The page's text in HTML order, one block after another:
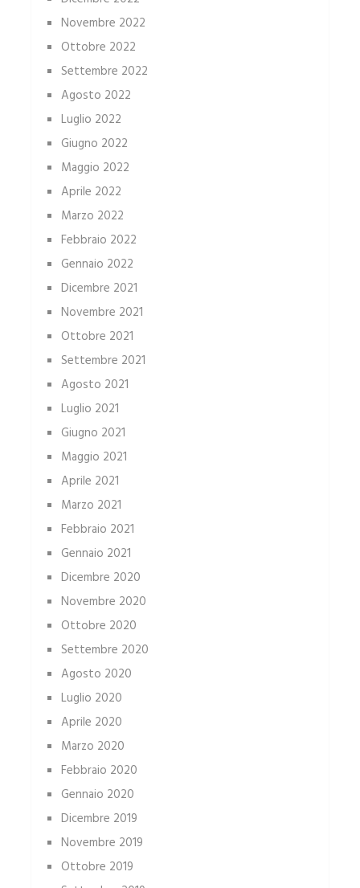
Novembre 2022
Ottobre 2022
Settembre 2022
Agosto 2022
Luglio 2022
Giugno 2022
Maggio 2022
Aprile 2022
Marzo 2022
Febbraio 2022
Gennaio 2022
Dicembre 2021
Novembre 2021
Ottobre 2021
Settembre 2021
Agosto 2021
Luglio 2021
Giugno 2021
Maggio 2021
Aprile 2021
Marzo 2021
Febbraio 2021
Gennaio 2021
Dicembre 2020
Novembre 2020
Ottobre 2020
Settembre 2020
Agosto 2020
Luglio 2020
Aprile 2020
Marzo 2020
Febbraio 2020
Gennaio 2020
Dicembre 2019
Novembre 2019
Ottobre 2019